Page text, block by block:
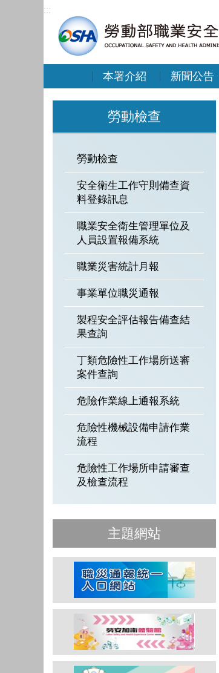
:::
本署介紹 新聞公告
勞動檢查
勞動檢查
安全衛生工作守則備查資
料登錄訊息
職業安全衛生管理單位及
人員設置報備系統
職業災害統計月報
事業單位職災通報
製程安全評估報告備查結
果查詢
丁類危險性工作場所送審
案件查詢
危險作業線上通報系統
危險性機械設備申請作業
流程
危險性工作場所申請審查
及檢查流程
主題網站